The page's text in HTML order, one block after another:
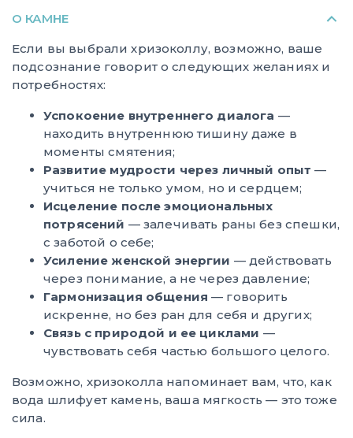
О КАМНЕ
Если вы выбрали хризоколлу, возможно, ваше
подсознание говорит о следующих желаниях и
потребностях:
Успокоение внутреннего диалога —
находить внутреннюю тишину даже в
моменты смятения;
Развитие мудрости через личный опыт —
учиться не только умом, но и сердцем;
Исцеление после эмоциональных
потрясений — залечивать раны без спешки,
с заботой о себе;
Усиление женской энергии — действовать
через понимание, а не через давление;
Гармонизация общения — говорить
искренне, но без ран для себя и других;
Связь с природой и ее циклами —
чувствовать себя частью большого целого.
Возможно, хризоколла напоминает вам, что, как
вода шлифует камень, ваша мягкость — это тоже
сила.